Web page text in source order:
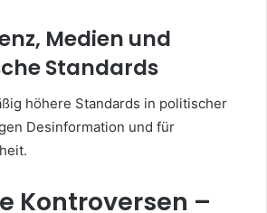
Medien und
Standards
höhere Standards in politischer
Desinformation und für
Kontroversen –